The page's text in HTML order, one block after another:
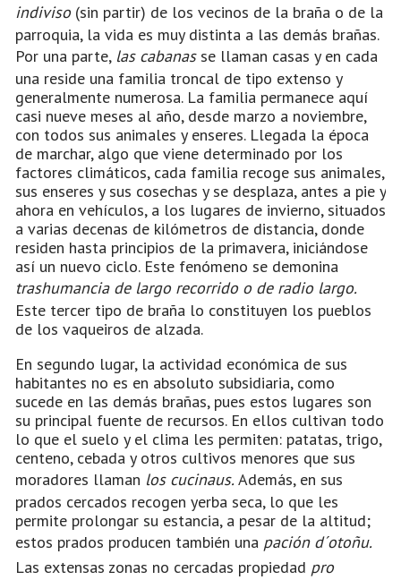
indiviso(sin partir) de los vecinos de la braña o de la
parroquia, la vida es muy distinta a las demás brañas.
Por una parte, las cabanasse llaman casas y en cada
una reside una familia troncal de tipo extenso y
generalmente numerosa. La familia permanece aquí
casi nueve meses al año, desde marzo a noviembre,
con todos sus animales y enseres. Llegada la época
de marchar, algo que viene determinado por los
factores climáticos, cada familia recoge sus animales,
sus enseres y sus cosechas y se desplaza, antes a pie y
ahora en vehículos, a los lugares de invierno, situados
a varias decenas de kilómetros de distancia, donde
residen hasta principios de la primavera, iniciándose
así un nuevo ciclo. Este fenómeno se demonina
trashumancia de largo recorrido o de radio largo.
Este tercer tipo de braña lo constituyen los pueblos
de los vaqueiros de alzada.
En segundo lugar, la actividad económica de sus
habitantes no es en absoluto subsidiaria, como
sucede en las demás brañas, pues estos lugares son
su principal fuente de recursos. En ellos cultivan todo
lo que el suelo y el clima les permiten: patatas, trigo,
centeno, cebada y otros cultivos menores que sus
moradores llaman los cucinaus. Además, en sus
prados cercados recogen yerba seca, lo que les
permite prolongar su estancia, a pesar de la altitud;
estos prados producen también una pación d´otoñu.
Las extensas zonas no cercadas propiedad pro